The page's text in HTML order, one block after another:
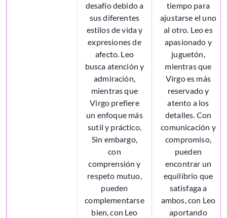
desafío debido a
sus diferentes
estilos de vida y
expresiones de
afecto. Leo
busca atención y
admiración,
mientras que
Virgo prefiere
un enfoque más
sutil y práctico.
Sin embargo,
con
comprensión y
respeto mutuo,
pueden
complementarse
bien, con Leo
tiempo para
ajustarse el uno
al otro. Leo es
apasionado y
juguetón,
mientras que
Virgo es más
reservado y
atento a los
detalles. Con
comunicación y
compromiso,
pueden
encontrar un
equilibrio que
satisfaga a
ambos, con Leo
aportando